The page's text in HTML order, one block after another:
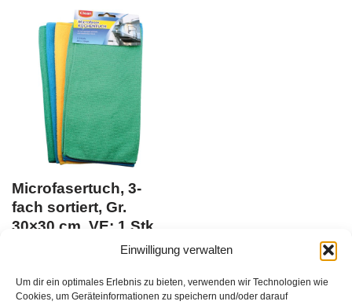
Einwilligung verwalten
Um dir ein optimales Erlebnis zu bieten, verwenden wir Technologien wie
Cookies, um Geräteinformationen zu speichern und/oder darauf
Microfasertuch, 3-
fach sortiert, Gr.
30×30 cm, VE: 1 Stk.
hier anmelden, bevor Du
Produkte kaufen kannstEAN: